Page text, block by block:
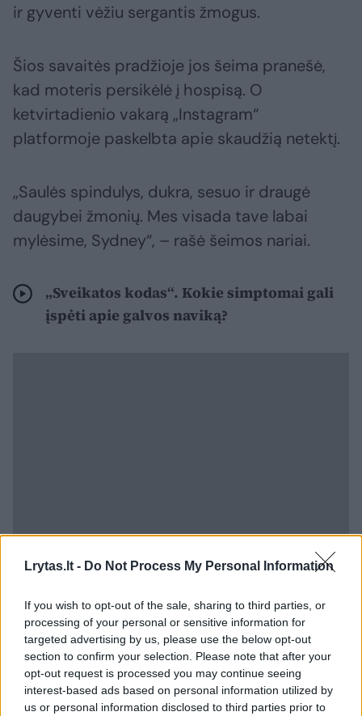
Lrytas.lt - Do Not Process My Personal Information
If you wish to opt-out of the sale, sharing to third parties, or
processing of your personal or sensitive information for
targeted advertising by us, please use the below opt-out
section to confirm your selection. Please note that after your
opt-out request is processed you may continue seeing
interest-based ads based on personal information utilized by
us or personal information disclosed to third parties prior to
ir gyventi vėžiu sergantis žmogus.
Šios savaitės pradžioje jos šeima pranešė,
kad moteris persikėlė į hospisą. O
ketvirtadienio vakarą „Instagram“
platformoje paskelbta apie skaudžią netektį.
„Saulės spindulys, dukra, sesuo ir draugė
daugybei žmonių. Mes visada tave labai
mylėsime, Sydney“, – rašė šeimos nariai.
„Sveikatos kodas“. Kokie simptomai gali
įspėti apie galvos naviką?
koledžą ir apsigyveno Los Andžele. Jauna
mergina dirbo rinkodaros srityje ir buvo
aktyvi socialiniuose tinkluose: talpino
asmenukes ir vaizdo įrašus, kuriuose
demonstravo įmantrius šokių judesius.